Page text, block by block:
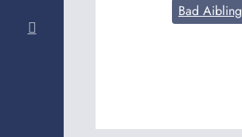
Bad Aibling